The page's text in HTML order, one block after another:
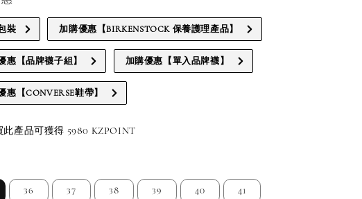
裝 加購優惠【BIRKENSTOCK 保養護理產品】
惠【品牌襪子組】 加購優惠【單入品牌襪】
惠【CONVERSE鞋帶】
此產品可獲得 5980 KZPOINT
36 37 38 39 40 41